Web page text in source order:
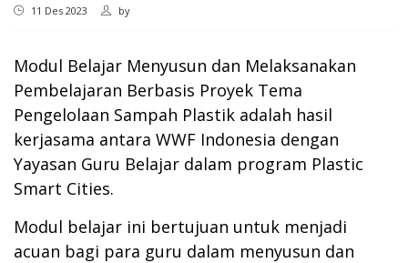
11 Des 2023 by
Modul Belajar Menyusun dan Melaksanakan
Pembelajaran Berbasis Proyek Tema
Pengelolaan Sampah Plastik adalah hasil
kerjasama antara WWF Indonesia dengan
Yayasan Guru Belajar dalam program Plastic
Smart Cities.
Modul belajar ini bertujuan untuk menjadi
acuan bagi para guru dalam menyusun dan